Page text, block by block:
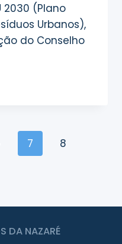
2030 (Plano
Urbanos),
do Conselho
7
8
DA NAZARÉ